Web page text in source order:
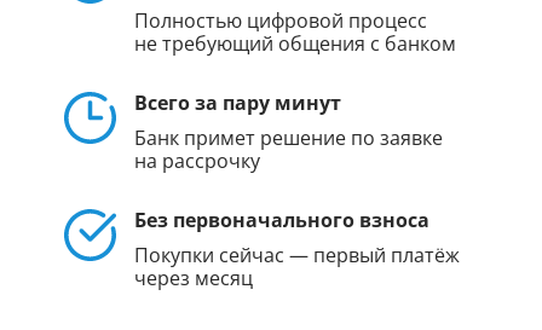
Полностью цифровой процесс
не требующий общения с банком
Всего за пару минут
Банк примет решение по заявке
на рассрочку
Без первоначального взноса
Покупки сейчас — первый платёж
через месяц